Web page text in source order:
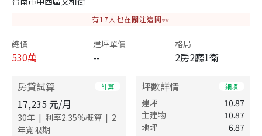
有17人也在關注這間👀
總價
530萬
建坪單價
--
格局
2房2廳1衛
房貸試算 計算
17,235 元/月
30年 | 利率2.35%概算 | 2
年寬限期
坪數詳情 細項
建坪
10.87
主建物
10.87
地坪
6.87